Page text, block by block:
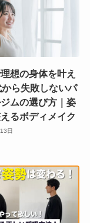
想の身体を叶え
ら失敗しないパ
ムの選び方｜姿
るボディメイク
日